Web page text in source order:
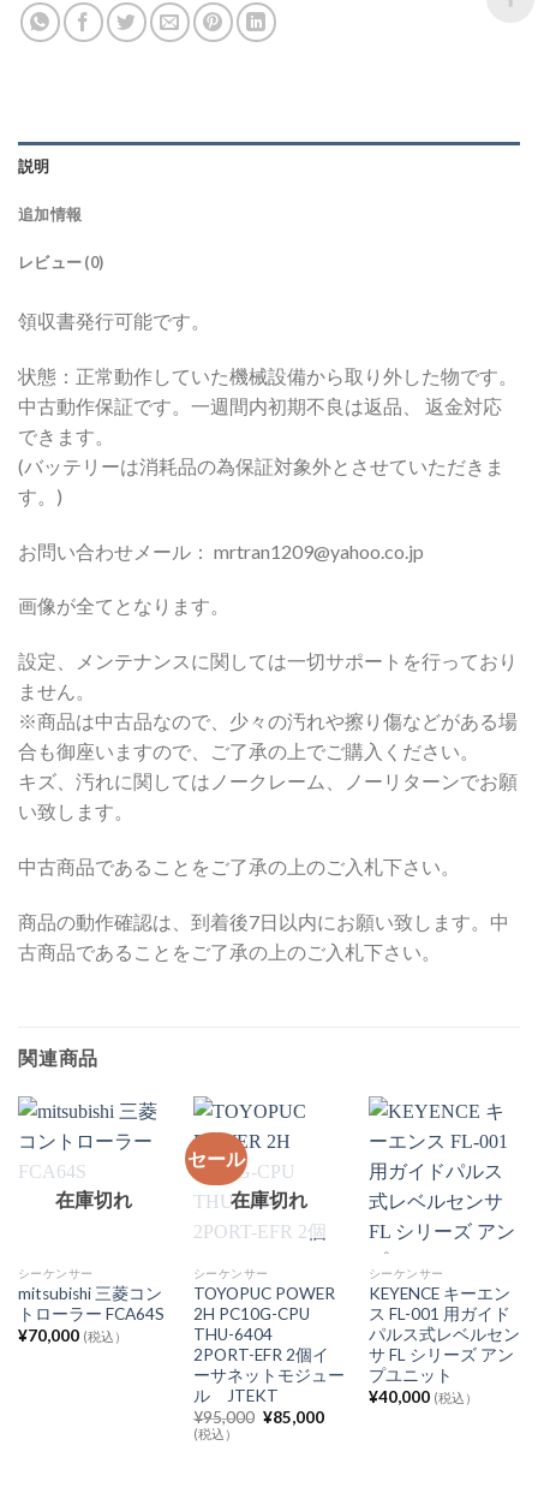
説明
追加情報
レビュー (0)
領収書発行可能です。
状態：正常動作していた機械設備から取り外した物です。
中古動作保証です。一週間内初期不良は返品、 返金対応
できます。
(バッテリーは消耗品の為保証対象外とさせていただきま
す。)
お問い合わせメール： mrtran1209@yahoo.co.jp
画像が全てとなります。
設定、メンテナンスに関しては一切サポートを行っており
ません。
※商品は中古品なので、少々の汚れや擦り傷などがある場
合も御座いますので、ご了承の上でご購入ください。
キズ、汚れに関してはノークレーム、ノーリターンでお願
い致します。
中古商品であることをご了承の上のご入札下さい。
商品の動作確認は、到着後7日以内にお願い致します。中
古商品であることをご了承の上のご入札下さい。
関連商品
在庫切れ
シーケンサー
mitsubishi 三菱コン
トローラー FCA64S
¥70,000 (税込）
セール
在庫切れ
シーケンサー
TOYOPUC POWER
2H PC10G-CPU
THU-6404
2PORT-EFR 2個イ
ーサネットモジュー
ル JTEKT
¥95,000 元
¥85,000現
(税込）
シーケンサー
KEYENCE キーエン
ス FL-001 用ガイド
パルス式レベルセン
サ FL シリーズ アン
プユニット
¥40,000 (税込）